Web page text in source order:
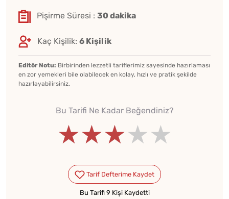
Pişirme Süresi : 30 dakika
Kaç Kişilik: 6 Kişilik
Editör Notu: Birbirinden lezzetli tariflerimiz sayesinde hazırlaması
en zor yemekleri bile olabilecek en kolay, hızlı ve pratik şekilde
hazırlayabilirsiniz.
Bu Tarifi Ne Kadar Beğendiniz?
★★★★★
★★★★★
★★★★★
Bu Tarifi 9 Kişi Kaydetti